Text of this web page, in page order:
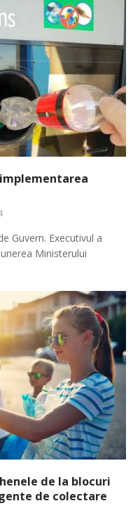
Guvern. Executivul a
Ministerului
de la blocuri
de colectare